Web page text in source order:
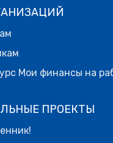
Мои финансы на
ПРОЕКТЫ